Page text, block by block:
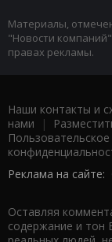
Материалы,
"Новости
правах рекламы.
Наши контакты и
нами |
Реклама на сайте:
Оставляя
содержание и тон